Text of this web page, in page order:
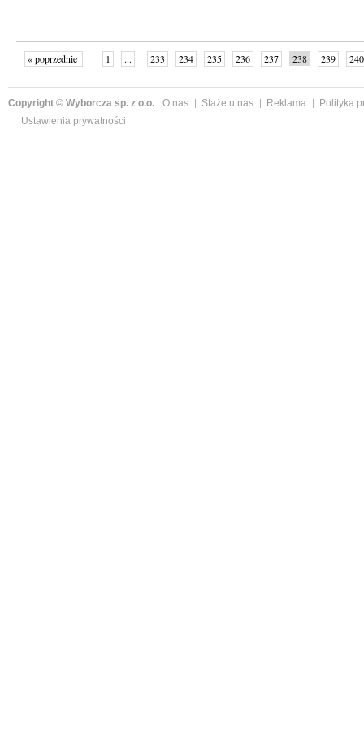
« poprzednie 1 ... 233 234 235 236 237 238 239
240
Copyright © Wyborcza sp. z o.o. O nas Staże u nas Reklama
Polityka
Ustawienia prywatności